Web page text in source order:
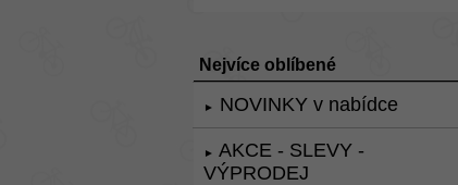
Nejvíce oblíbené
► NOVINKY v nabídce
►
AKCE - SLEVY -
VÝPRODEJ